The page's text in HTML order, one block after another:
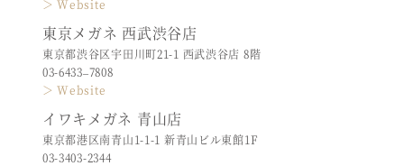
＞ Website
東京メガネ 西武渋谷店
東京都渋谷区宇田川町21-1 西武渋谷店 8階
03-6433–7808
＞ Website
イワキメガネ 青山店
東京都港区南青山1-1-1 新青山ビル東館1F
03-3403-2344